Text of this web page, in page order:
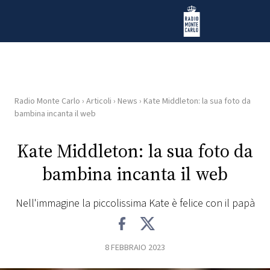
Radio Monte Carlo
HOME
RADIO
Radio Monte Carlo › Articoli › News › Kate Middleton: la sua foto da
bambina incanta il web
Kate Middleton: la sua foto da
bambina incanta il web
Nell'immagine la piccolissima Kate è felice con il papà
8 FEBBRAIO 2023